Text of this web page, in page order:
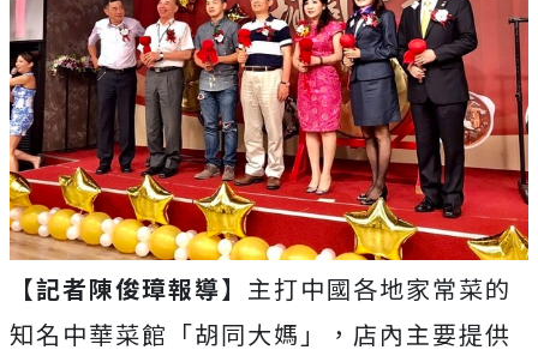
【記者陳俊璋報導】 主打中國各地家常菜的
知名中華菜館「胡同大媽」，店內主要提供